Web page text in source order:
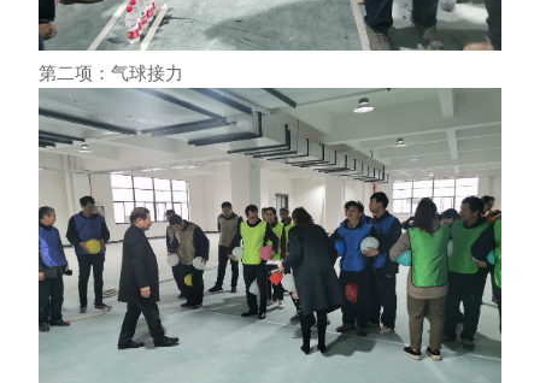
第二项：气球接力